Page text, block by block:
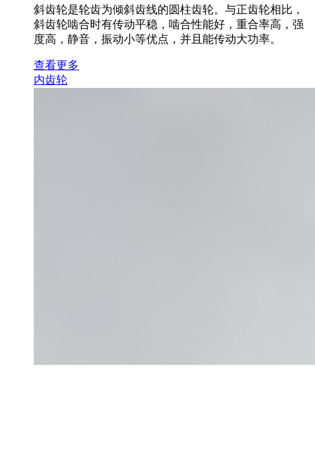
斜齿轮是轮齿为倾斜齿线的圆柱齿轮。与正齿轮相比，
斜齿轮啮合时有传动平稳，啮合性能好，重合率高，强
度高，静音，振动小等优点，并且能传动大功率。
查看更多
内齿轮